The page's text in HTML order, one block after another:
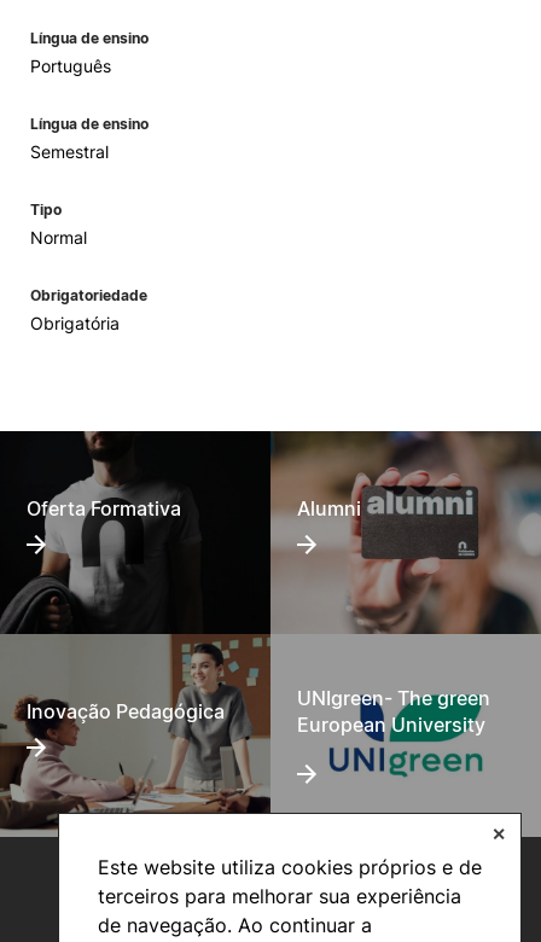
Este website utiliza cookies próprios e de
terceiros para melhorar sua experiência
de navegação. Ao continuar a
✕
Língua de ensino
Português
Língua de ensino
Semestral
Tipo
Normal
Obrigatoriedade
Obrigatória
Oferta Formativa Alumni
Inovação Pedagógica
UNIgreen- The green
European University